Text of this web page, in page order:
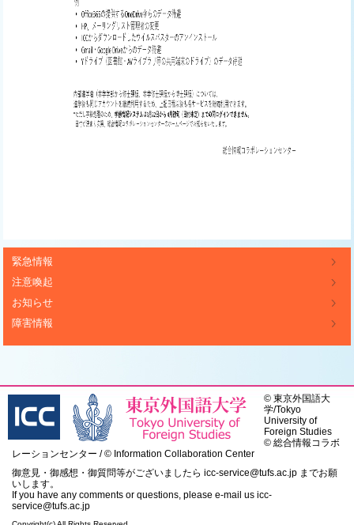
緊急情報
注意喚起
お知らせ
障害情報
©東京外国語大
学/Tokyo
University of
Foreign Studies
© 総合情報コラボ
レーションセンター / © Information Collaboration Center
御意見・御感想・御質問等がございましたらicc-service@tufs.ac.jp までお願
いします。
If you have any comments or questions, please e-mail usicc-
service@tufs.ac.jp